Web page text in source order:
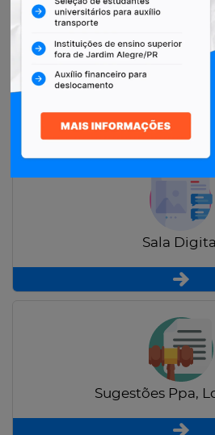
Restituição de
Sala Digital
Sugestões Ppa,